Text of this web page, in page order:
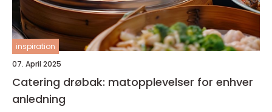
inspiration
07. April 2025
Catering drøbak: matopplevelser for enhver
anledning